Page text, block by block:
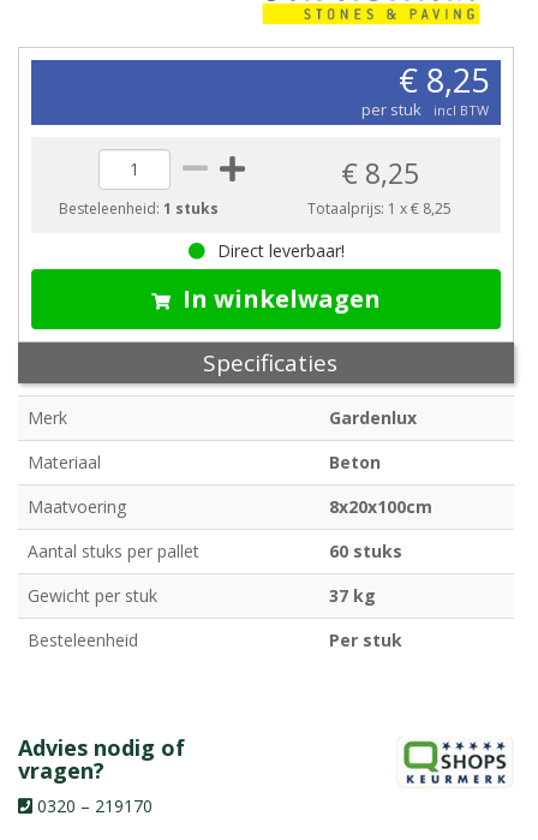
€ 8,25
per stuk incl BTW
Besteleenheid:1 stuks
€ 8,25
Totaalprijs: 1 x€ 8,25
Direct leverbaar!
In winkelwagen
Specificaties
Merk
Gardenlux
Materiaal
Beton
Maatvoering
8x20x100cm
Aantal stuks per pallet
60 stuks
Gewicht per stuk
37 kg
Besteleenheid
Per stuk
Advies nodig of
vragen?
0320 – 219170